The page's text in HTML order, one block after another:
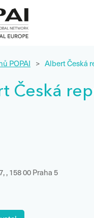
POPAI > Albert Česká
Česká
, 158 00 Praha 5